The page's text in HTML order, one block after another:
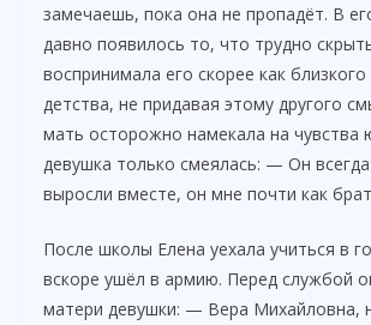
замечаешь, пока она не пропадёт. В
давно появилось то, что трудно
воспринимала его скорее как
детства, не придавая этому другого
мать осторожно намекала на чувства
девушка только смеялась: — Он
выросли вместе, он мне почти как
После школы Елена уехала учиться в
вскоре ушёл в армию. Перед службой
матери девушки: — Вера Михайловна,